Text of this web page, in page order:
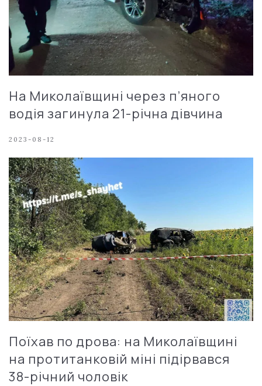
На Миколаївщині через п’яного
водія загинула 21-річна дівчина
2023-08-12
Поїхав по дрова: на Миколаївщині
на протитанковій міні підірвався
38-річний чоловік